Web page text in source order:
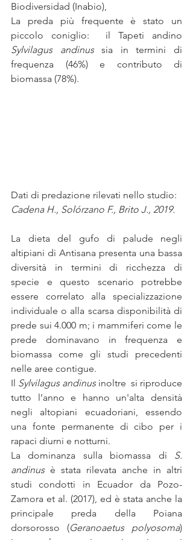
Biodiversidad (Inabio),
La preda più frequente è stato un
Sylvilagus andinus sia in termini di
frequenza (46%) e contributo di
biomassa (78%).
Dati di predazione rilevati nello studio:
Cadena H., Solórzano F., Brito J., 2019.
La dieta del gufo di palude negli
altipiani di Antisana presenta una bassa
diversità in termini di ricchezza di
specie e questo scenario potrebbe
essere correlato alla specializzazione
individuale o alla scarsa disponibilità di
prede sui 4.000 m; i mammiferi come le
prede dominavano in frequenza e
biomassa come gli studi precedenti
nelle aree contigue.
Il Sylvilagus andinus inoltre  si riproduce
tutto l’anno e hanno un'alta densità
negli altopiani ecuadoriani, essendo
una fonte permanente di cibo per i
rapaci diurni e notturni.
La dominanza sulla biomassa di S.
andinus è stata rilevata anche in altri
studi condotti in Ecuador da Pozo-
Zamora et al. (2017), ed è stata anche la
principale preda della Poiana
dorsorosso (Geranoaetus polyosoma)